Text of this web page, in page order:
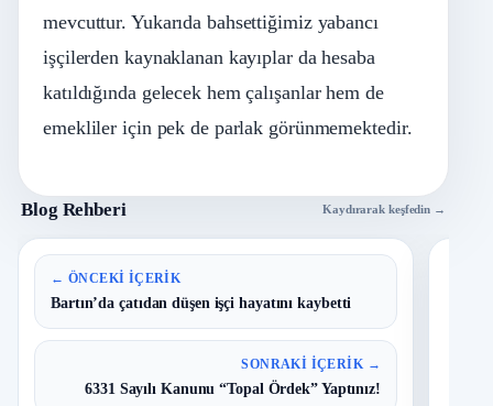
mevcuttur. Yukarıda bahsettiğimiz yabancı
işçilerden kaynaklanan kayıplar da hesaba
katıldığında gelecek hem çalışanlar hem de
emekliler için pek de parlak görünmemektedir.
Blog Rehberi Kaydırarak keşfedin →
← ÖNCEKI İÇERIK
Bartın’da çatıdan düşen işçi hayatını kaybetti
SONRAKI İÇERIK →
6331 Sayılı Kanunu “Topal Ördek” Yaptınız!